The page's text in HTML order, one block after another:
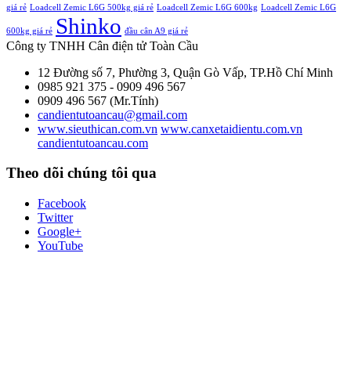
giá rẻ Loadcell Zemic L6G 500kg giá rẻ Loadcell Zemic L6G 600kg Loadcell Zemic L6G
600kg giá rẻ Shinko đầu cân A9 giá rẻ
Công ty TNHH Cân điện tử Toàn Cầu
12 Đường số 7, Phường 3, Quận Gò Vấp, TP.Hồ Chí Minh
0985 921 375 - 0909 496 567
0909 496 567 (Mr.Tính)
candientutoancau@gmail.com
www.sieuthican.com.vn www.canxetaidientu.com.vn
candientutoancau.com
Theo dõi chúng tôi qua
Facebook
Twitter
Google+
YouTube